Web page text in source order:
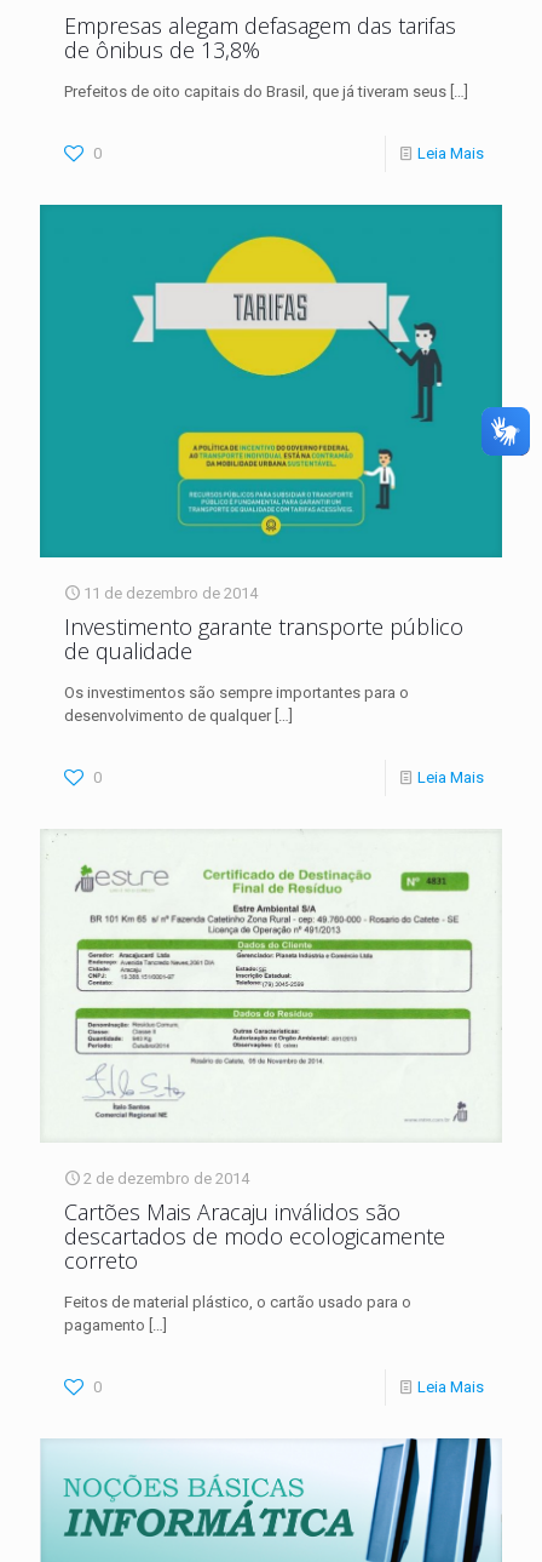
Empresas alegam defasagem das tarifas
de ônibus de 13,8%
Prefeitos de oito capitais do Brasil, que já tiveram seus […]
0 Leia Mais
11 de dezembro de 2014
Investimento garante transporte público
de qualidade
Os investimentos são sempre importantes para o
desenvolvimento de qualquer[…]
0 Leia Mais
2 de dezembro de 2014
Cartões Mais Aracaju inválidos são
descartados de modo ecologicamente
correto
Feitos de material plástico, o cartão usado para o
pagamento […]
0 Leia Mais